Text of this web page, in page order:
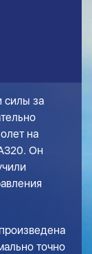
силы за
на
Он
точно